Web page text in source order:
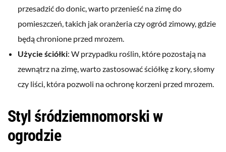
przesadzić do donic, warto przenieść na zimę do
pomieszczeń, takich jak oranżeria czy ogród zimowy, gdzie
będą chronione przed mrozem.
Użycie ściółki: W przypadku roślin, które pozostają na
zewnątrz na zimę, warto zastosować ściółkę z kory, słomy
czy liści, która pozwoli na ochronę korzeni przed mrozem.
Styl śródziemnomorski w
ogrodzie